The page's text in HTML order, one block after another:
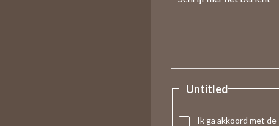
Untitled
Ik ga akkoord met de